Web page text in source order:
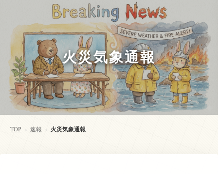
火災気象通報
TOP > 速報 > 火災気象通報